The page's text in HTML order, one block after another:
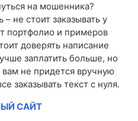
на мошенника?
не стоит заказывать у
портфолио и примеров
доверять написание
заплатить больше, но
не придется вручную
заказывать текст с нуля.
САЙТ